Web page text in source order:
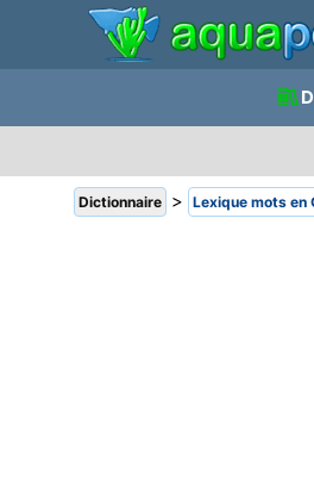
Dictionnaire > Lexique mots en